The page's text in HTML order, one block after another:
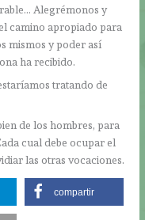
Alegrémonos y
camino apropiado para
mismos y poder así
ha recibido.
tratando de
de los hombres, para
cual debe ocupar el
las otras vocaciones.
compartir